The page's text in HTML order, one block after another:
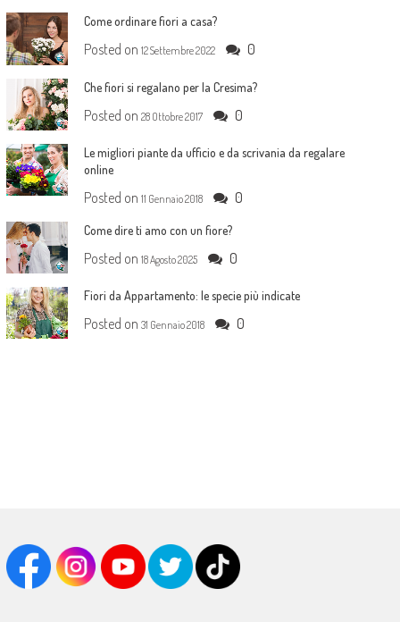
Come ordinare fiori a casa?
Posted on 12 Settembre 2022 0
Che fiori si regalano per la Cresima?
Posted on 28 Ottobre 2017 0
Le migliori piante da ufficio e da scrivania da regalare
online
Posted on 11 Gennaio 2018 0
Come dire ti amo con un fiore?
Posted on 18 Agosto 2025 0
Fiori da Appartamento: le specie più indicate
Posted on 31 Gennaio 2018 0